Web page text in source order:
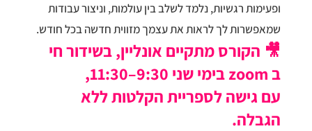
ופעימות רגשיות, נלמד לשלב בין עולמות, וניצור עבודות
שמאפשרות לך לראות את עצמך מזווית חדשה בכל חודש.
🎥 הקורס מתקיים אונליין, בשידור חי
ב zoom בימי שני 9:30–11:30,
עם גישה לספריית הקלטות ללא
הגבלה.